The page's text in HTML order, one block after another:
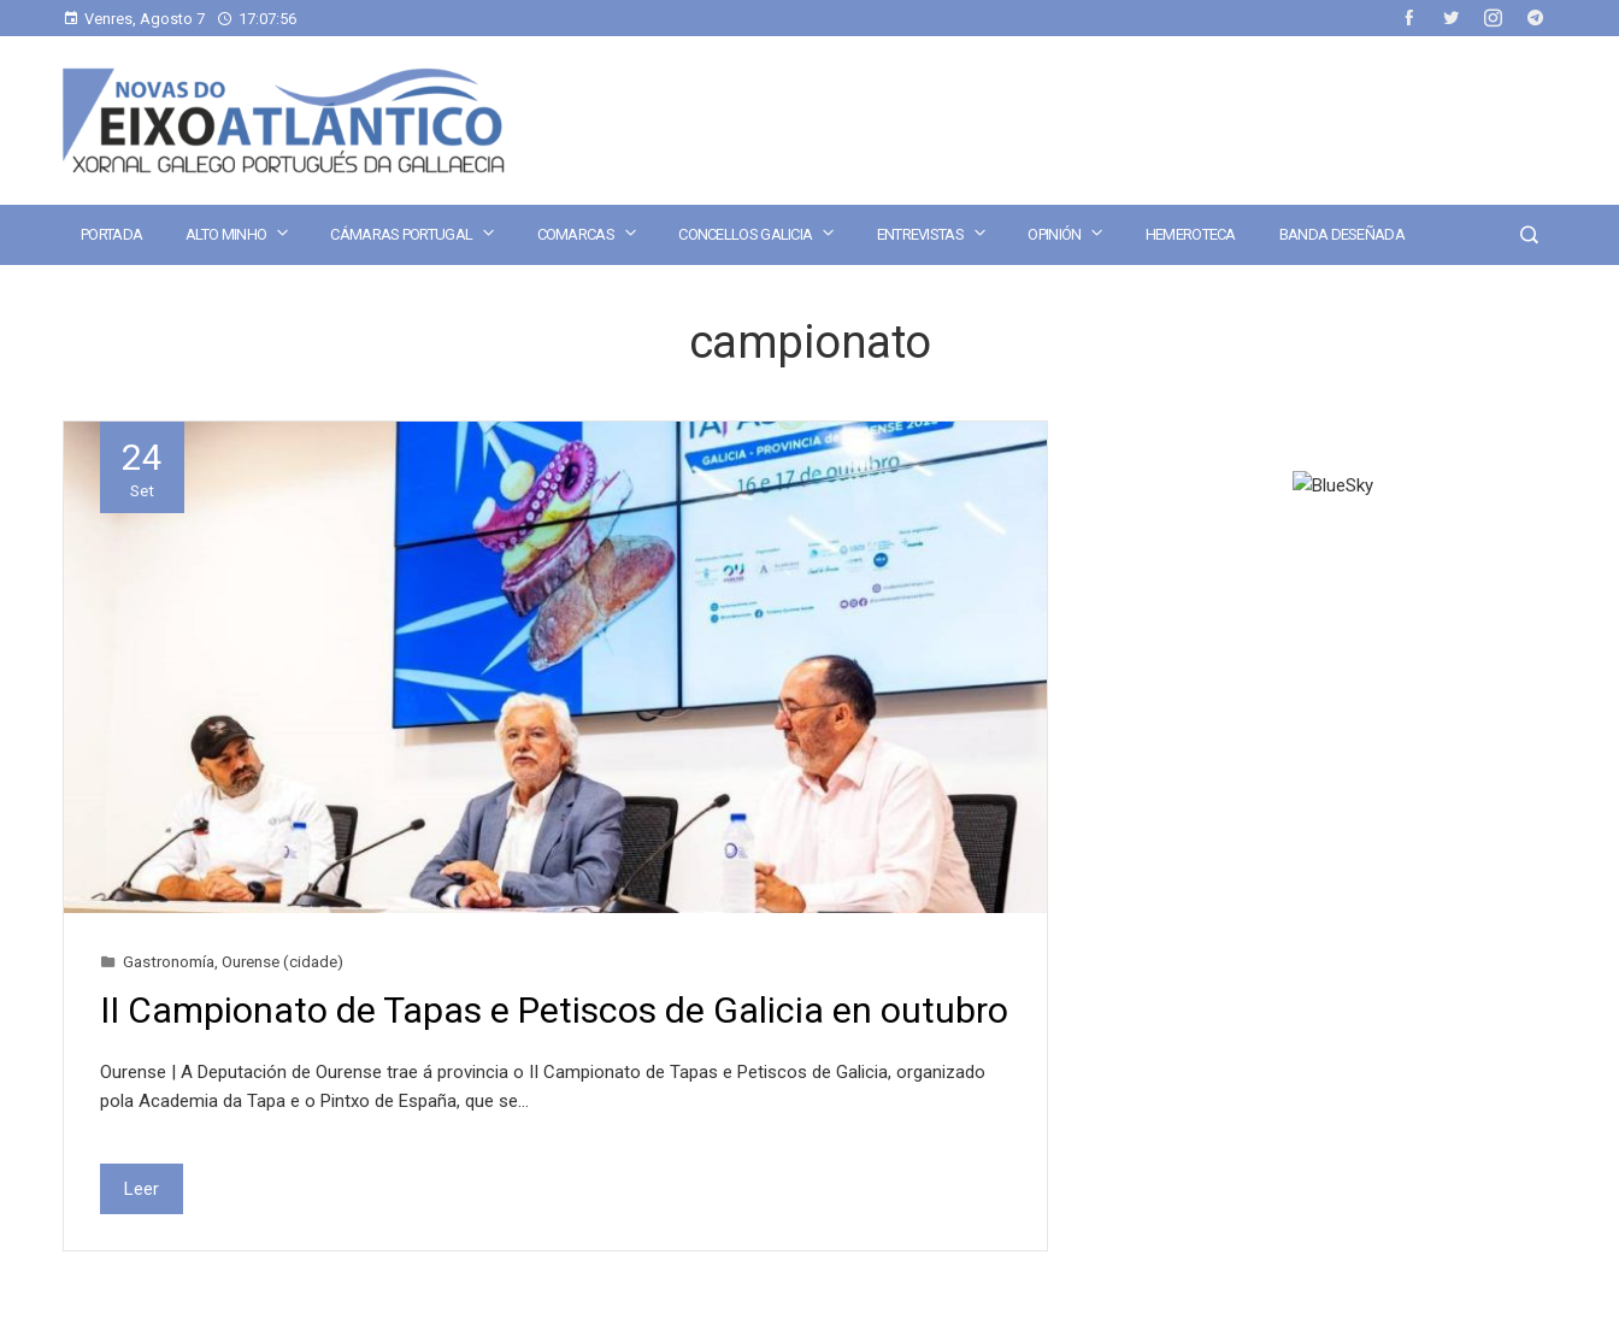
Venres, Agosto 7 17:07:56
PORTADA ALTO MINHO CÁMARAS PORTUGAL COMARCAS CONCELLOS GALICIA ENTREVISTAS OPINIÓN HEMEROTECA BANDA DESEÑADA
campionato
24
Set
Gastronomía Ourense (cidade)
II Campionato de Tapas e Petiscos de Galicia en outubro
Ourense | A Deputación de Ourense trae á provincia o II Campionato de Tapas e Petiscos de Galicia, organizado
pola Academia da Tapa e o Pintxo de España, que se…
Leer